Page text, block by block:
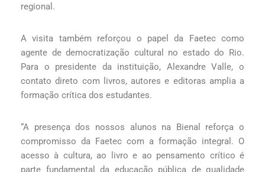
regional.
A visita também reforçou o papel da Faetec como
agente de democratização cultural no estado do Rio.
Para o presidente da instituição, Alexandre Valle, o
contato direto com livros, autores e editoras amplia a
formação crítica dos estudantes.
“A presença dos nossos alunos na Bienal reforça o
compromisso da Faetec com a formação integral. O
acesso à cultura, ao livro e ao pensamento crítico é
parte fundamental da educação pública de qualidade